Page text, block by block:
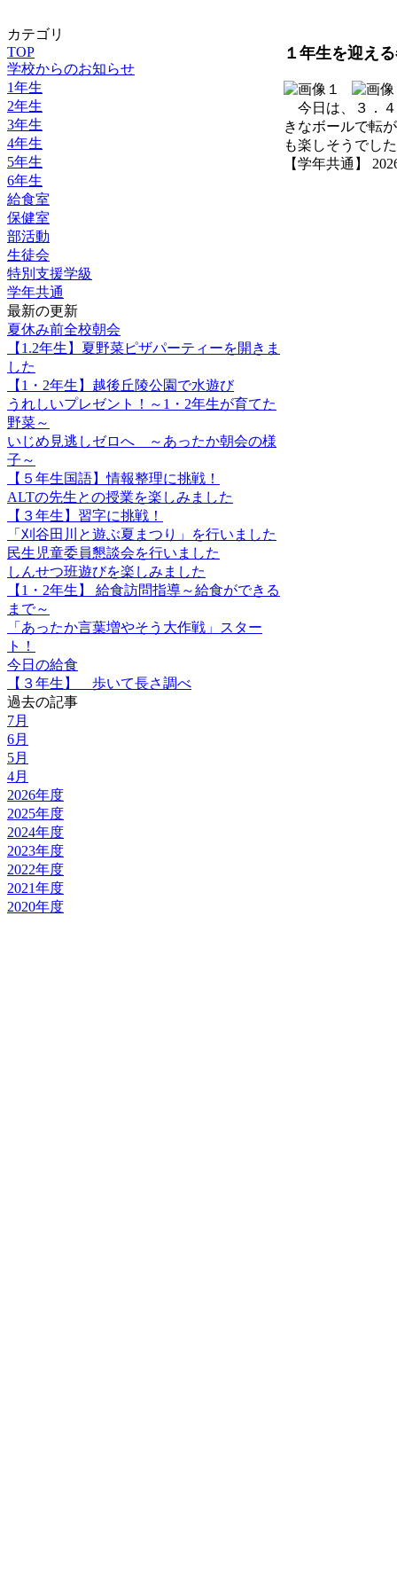
カテゴリ
TOP
学校からのお知らせ
1年生
2年生
3年生
4年生
5年生
6年生
給食室
保健室
部活動
生徒会
特別支援学級
学年共通
最新の更新
夏休み前全校朝会
【1.2年生】夏野菜ピザパーティーを開きま
した
【1・2年生】越後丘陵公園で水遊び
うれしいプレゼント！～1・2年生が育てた
野菜～
いじめ見逃しゼロへ ～あったか朝会の様
子～
【５年生国語】情報整理に挑戦！
ALTの先生との授業を楽しみました
【３年生】習字に挑戦！
「刈谷田川と遊ぶ夏まつり」を行いました
民生児童委員懇談会を行いました
しんせつ班遊びを楽しみました
【1・2年生】 給食訪問指導～給食ができる
まで～
「あったか言葉増やそう大作戦」スター
ト！
今日の給食
【３年生】 歩いて長さ調べ
過去の記事
7月
6月
5月
4月
2026年度
2025年度
2024年度
2023年度
2022年度
2021年度
2020年度
１年生を迎え
今日は、３．４
きなボールで転
も楽しそうでし
【学年共通】